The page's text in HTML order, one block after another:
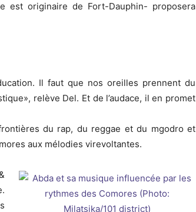
est originaire de Fort-Dauphin- proposera
Il faut que nos oreilles prennent du
relève Del. Et de l’audace, il en promet
du rap, du reggae et du mgodro et
aux mélodies virevoltantes.